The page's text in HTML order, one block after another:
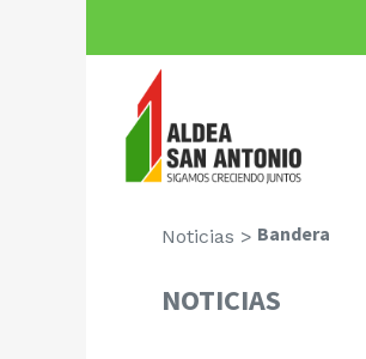
Noticias > Bandera
NOTICIAS